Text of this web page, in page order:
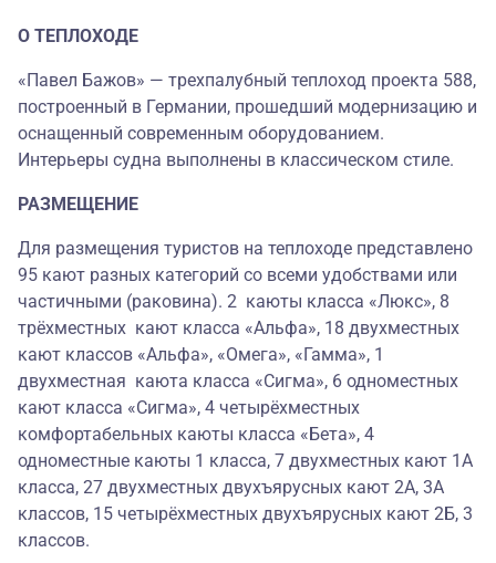
О ТЕПЛОХОДЕ
«Павел Бажов» — трехпалубный теплоход проекта 588,
построенный в Германии, прошедший модернизацию и
оснащенный современным оборудованием.
Интерьеры судна выполнены в классическом стиле.
РАЗМЕЩЕНИЕ
Для размещения туристов на теплоходе представлено
95 кают разных категорий со всеми удобствами или
частичными (раковина). 2 каюты класса «Люкс», 8
трёхместных кают класса «Альфа», 18 двухместных
кают классов «Альфа», «Омега», «Гамма», 1
двухместная каюта класса «Сигма», 6 одноместных
кают класса «Сигма», 4 четырёхместных
комфортабельных каюты класса «Бета», 4
одноместные каюты 1 класса, 7 двухместных кают 1А
класса, 27 двухместных двухъярусных кают 2А, 3А
классов, 15 четырёхместных двухъярусных кают 2Б, 3
классов.